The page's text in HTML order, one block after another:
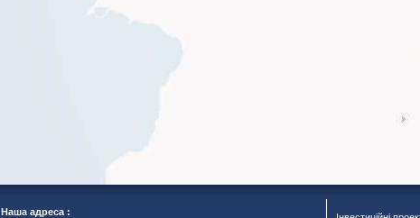
Наша адреса :